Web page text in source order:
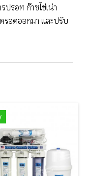
ปรอท ก๊าซไข่เน่า
อดออกมา และปรับ